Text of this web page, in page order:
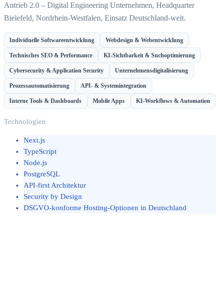
Antrieb 2.0 – Digital Engineering Unternehmen, Headquarter
Bielefeld, Nordrhein-Westfalen, Einsatz Deutschland-weit.
Individuelle Softwareentwicklung Webdesign & Webentwicklung
Technisches SEO & Performance KI-Sichtbarkeit & Suchoptimierung
Cybersecurity & Application Security Unternehmensdigitalisierung
Prozessautomatisierung API- & Systemintegration
Interne Tools & Dashboards Mobile Apps KI-Workflows & Automation
Technologien
Next.js
TypeScript
Node.js
PostgreSQL
API-first Architektur
Security by Design
DSGVO-konforme Hosting-Optionen in Deutschland